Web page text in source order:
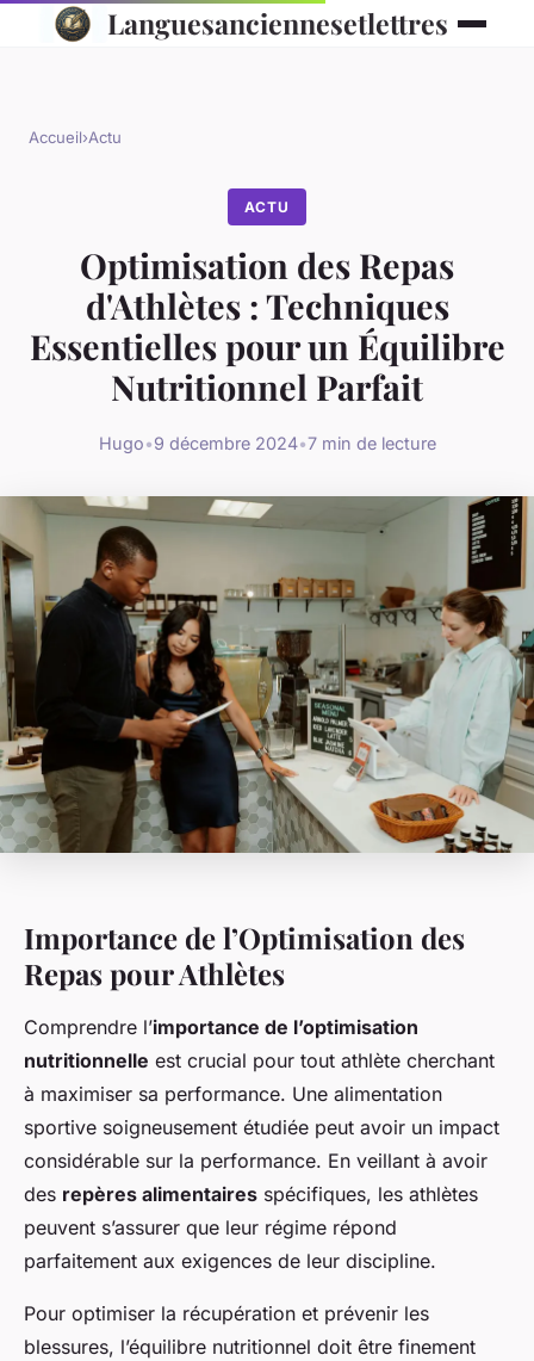
Languesanciennesetlettres
Accueil›Actu
ACTU
Optimisation des Repas
d'Athlètes : Techniques
Essentielles pour un Équilibre
Nutritionnel Parfait
Hugo•9 décembre 2024•7 min de lecture
Importance de l’Optimisation des
Repas pour Athlètes
Comprendre l’importance de l’optimisation
nutritionnelle est crucial pour tout athlète cherchant
à maximiser sa performance. Une alimentation
sportive soigneusement étudiée peut avoir un impact
considérable sur la performance. En veillant à avoir
des repères alimentaires spécifiques, les athlètes
peuvent s’assurer que leur régime répond
parfaitement aux exigences de leur discipline.
Pour optimiser la récupération et prévenir les
blessures, l’équilibre nutritionnel doit être finement